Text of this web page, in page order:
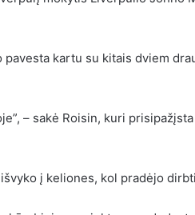
kartu su kitais dviem
– sakė Roisin, kuri
į keliones, kol pradėjo